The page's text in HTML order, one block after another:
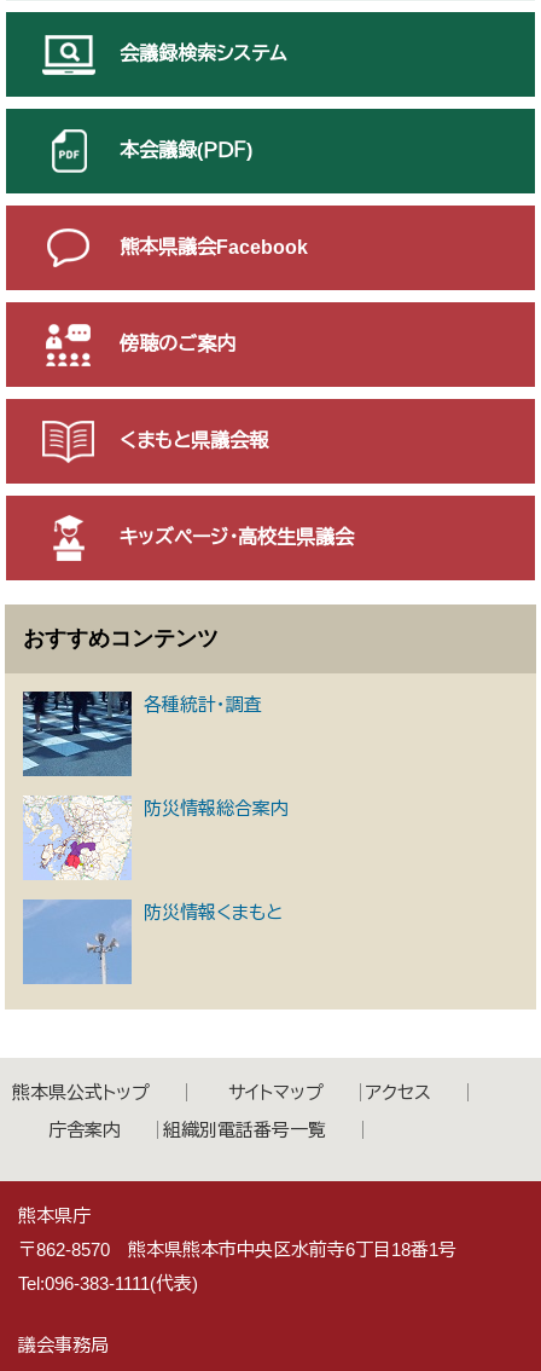
会議録検索システム
本会議録(ＰＤＦ)
熊本県議会Facebook
傍聴のご案内
くまもと県議会報
キッズページ・高校生県議会
おすすめコンテンツ
各種統計・調査
防災情報総合案内
防災情報くまもと
熊本県公式トップ サイトマップ
アクセス
庁舎案内
組織別電話番号一覧
熊本県庁
〒862-8570 熊本県熊本市中央区水前寺6丁目18番1号
Tel:096-383-1111(代表)
議会事務局